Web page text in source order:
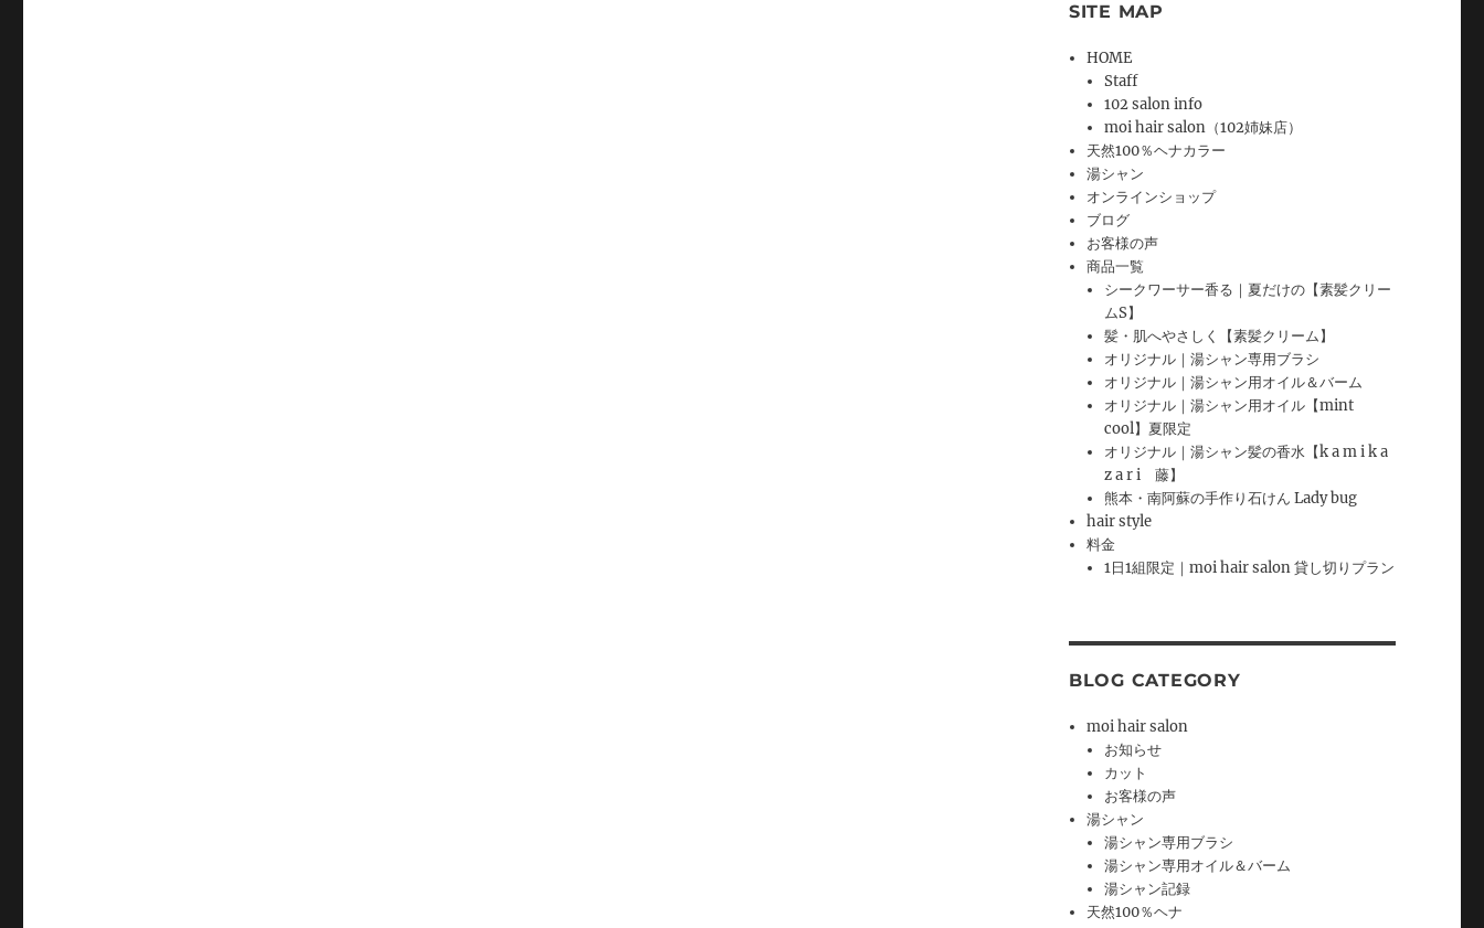
SITE MAP
HOME
Staff
102 salon info
moi hair salon（102姉妹店）
天然100％ヘナカラー
湯シャン
オンラインショップ
ブログ
お客様の声
商品一覧
シークワーサー香る｜夏だけの【素髪クリー
ムS】
髪・肌へやさしく【素髪クリーム】
オリジナル｜湯シャン専用ブラシ
オリジナル｜湯シャン用オイル＆バーム
オリジナル｜湯シャン用オイル【mint
cool】夏限定
オリジナル｜湯シャン髪の香水【k a m i k a
z a r i 藤】
熊本・南阿蘇の手作り石けん Lady bug
hair style
料金
1日1組限定｜moi hair salon 貸し切りプラン
BLOG CATEGORY
moi hair salon
お知らせ
カット
お客様の声
湯シャン
湯シャン専用ブラシ
湯シャン専用オイル＆バーム
湯シャン記録
天然100％ヘナ